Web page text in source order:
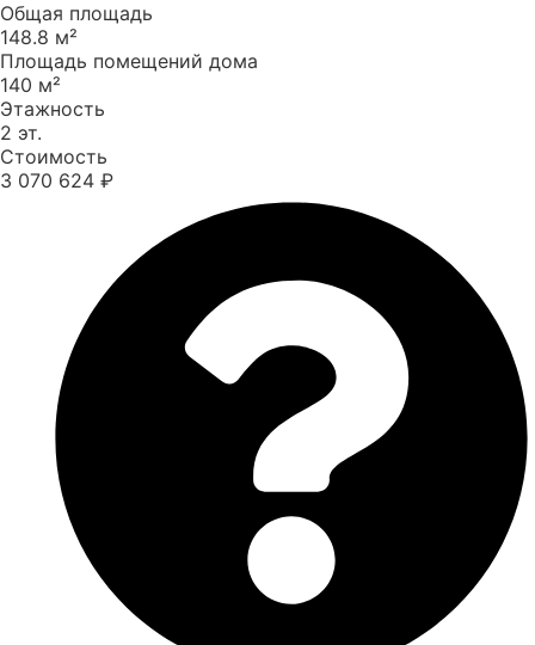
Общая площадь
148.8 м²
Площадь помещений дома
140 м²
Этажность
2 эт.
Стоимость
3 070 624 ₽